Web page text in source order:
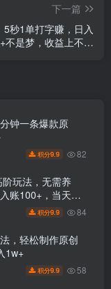
下一篇
5秒1单打字赚，日入
不是梦，收益上不封
钟一条爆款原
积分9.9 82
玩法，无需养
账100+，当天见
积分9.9 84
，轻松制作原创
1w+
积分9.9 58